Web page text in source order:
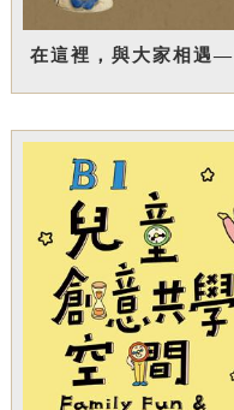
在這裡，與大家相遇